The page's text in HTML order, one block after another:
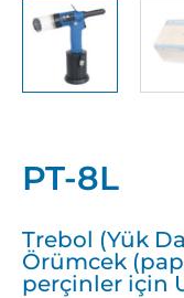
PT-8L
Trebol (Yük
Örümcek
perçinler için